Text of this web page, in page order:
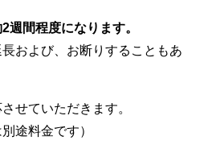
間程度になります。
長および、お断りすることもあ
せていただきます。
途料金です）